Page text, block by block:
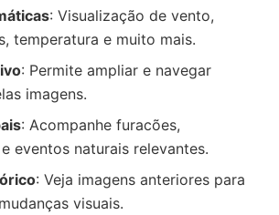
: Visualização de vento,
temperatura e muito mais.
: Permite ampliar e navegar
imagens.
: Acompanhe furacões,
eventos naturais relevantes.
: Veja imagens anteriores para
visuais.